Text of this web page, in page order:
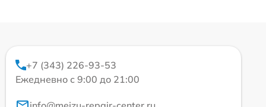
+7 (343) 226-93-53
Ежедневно с 9:00 до 21:00